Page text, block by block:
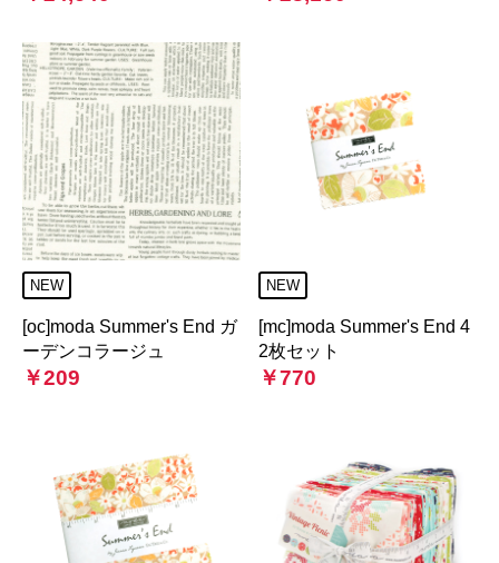
NEW
[oc]moda Summer's End ガ
ーデンコラージュ
￥209
NEW
[mc]moda Summer's End 4
2枚セット
￥770